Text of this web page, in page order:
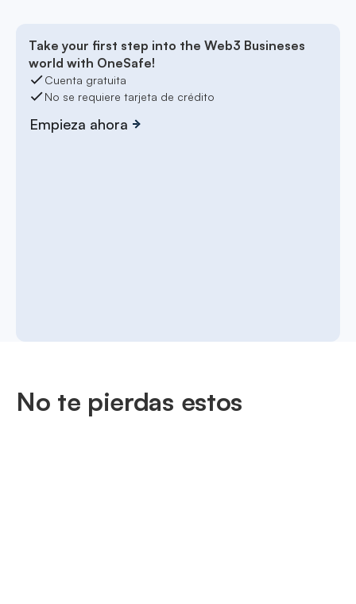
Take your first step into the Web3 Busineses
world with OneSafe!
Cuenta gratuita
No se requiere tarjeta de crédito
Empieza ahora
No te pierdas estos